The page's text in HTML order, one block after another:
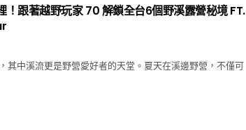
！跟著越野玩家 70 解鎖全台6個野溪露營秘境 FT.
其中溪流更是野營愛好者的天堂。夏天在溪邊野營，不僅可